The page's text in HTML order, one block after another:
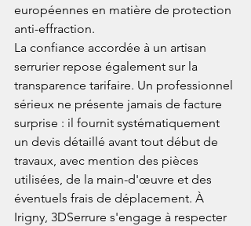
européennes en matière de protection
anti-effraction.
La confiance accordée à un artisan
serrurier repose également sur la
transparence tarifaire. Un professionnel
sérieux ne présente jamais de facture
surprise : il fournit systématiquement
un devis détaillé avant tout début de
travaux, avec mention des pièces
utilisées, de la main-d'œuvre et des
éventuels frais de déplacement. À
Irigny, 3DSerrure s'engage à respecter